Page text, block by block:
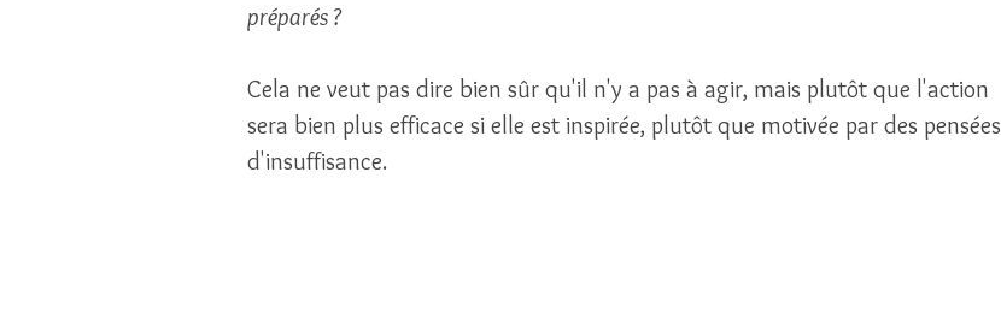
préparés ?
Cela ne veut pas dire bien sûr qu'il n'y a pas à agir, mais plutôt que l'action
sera bien plus efficace si elle est inspirée, plutôt que motivée par des pensées
d'insuffisance.